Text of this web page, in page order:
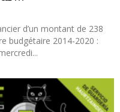
d’un montant de 238
budgétaire 2014-2020 :